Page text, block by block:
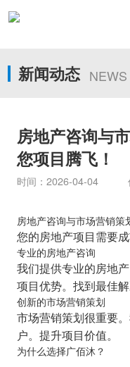
新闻动态
房地产咨询与
您项目腾飞！
时间：2026-04-04
房地产咨询与市场营销策
您的房地产项目需要
专业的房地产咨询
我们提供专业的房地
项目优势。找到最佳解
创新的市场营销策划
市场营销策划很重要
户。提升项目价值。
为什么选择广佰沐？